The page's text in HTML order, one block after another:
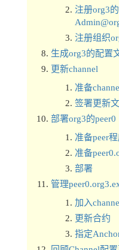
注册org3
注册组织
生成org3的配置
更新channel
准备
签署更新
部署org3的peer0
准备peer
准备
部署
管理
加入
更新合约
指定